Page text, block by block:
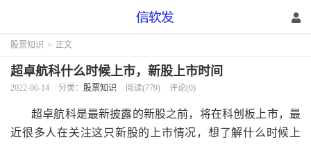
股票知识 > 正文
超卓航科什么时候上市，新股上市时间
2022-06-14 分类： 股票知识 阅读(779) 评论(0)
超卓航科是最新披露的新股之前，将在科创板上市，最
近很多人在关注这只新股的上市情况，想了解什么时候上